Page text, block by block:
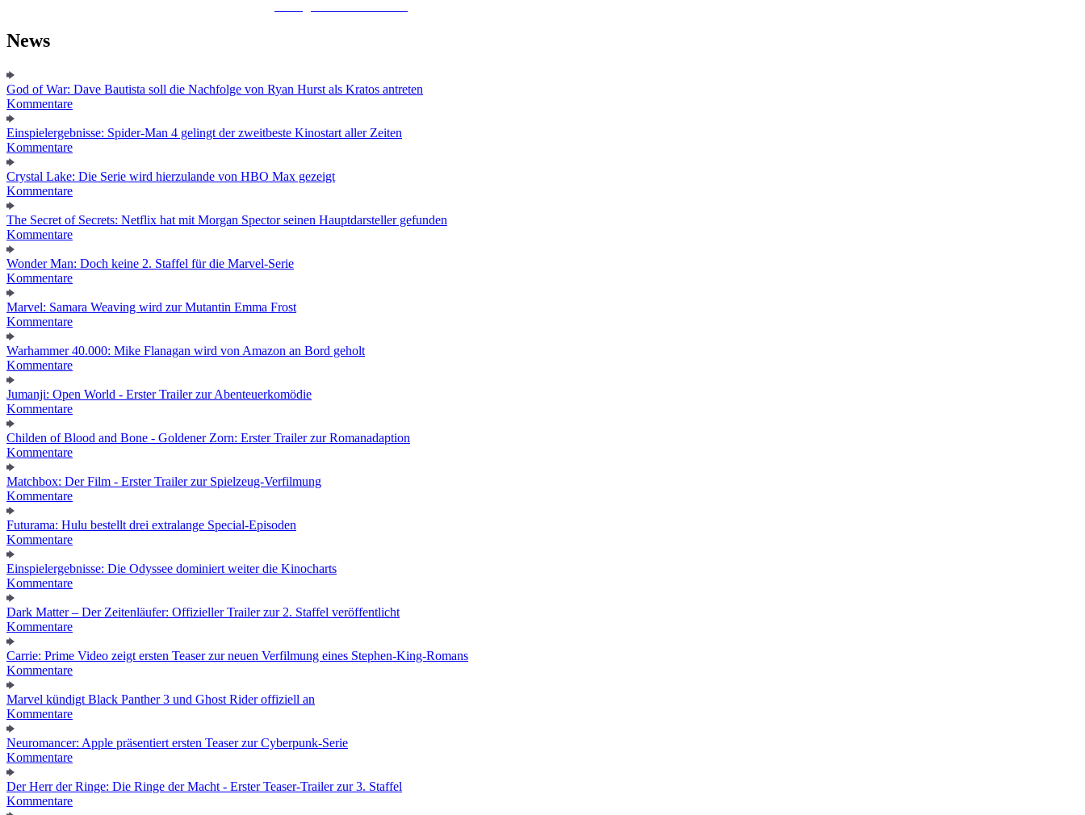
News
God of War: Dave Bautista soll die Nachfolge von Ryan Hurst als Kratos antreten
Kommentare
Einspielergebnisse: Spider-Man 4 gelingt der zweitbeste Kinostart aller Zeiten
Kommentare
Crystal Lake: Die Serie wird hierzulande von HBO Max gezeigt
Kommentare
The Secret of Secrets: Netflix hat mit Morgan Spector seinen Hauptdarsteller gefunden
Kommentare
Wonder Man: Doch keine 2. Staffel für die Marvel-Serie
Kommentare
Marvel: Samara Weaving wird zur Mutantin Emma Frost
Kommentare
Warhammer 40.000: Mike Flanagan wird von Amazon an Bord geholt
Kommentare
Jumanji: Open World - Erster Trailer zur Abenteuerkomödie
Kommentare
Childen of Blood and Bone - Goldener Zorn: Erster Trailer zur Romanadaption
Kommentare
Matchbox: Der Film - Erster Trailer zur Spielzeug-Verfilmung
Kommentare
Futurama: Hulu bestellt drei extralange Special-Episoden
Kommentare
Einspielergebnisse: Die Odyssee dominiert weiter die Kinocharts
Kommentare
Dark Matter – Der Zeitenläufer: Offizieller Trailer zur 2. Staffel veröffentlicht
Kommentare
Carrie: Prime Video zeigt ersten Teaser zur neuen Verfilmung eines Stephen-King-Romans
Kommentare
Marvel kündigt Black Panther 3 und Ghost Rider offiziell an
Kommentare
Neuromancer: Apple präsentiert ersten Teaser zur Cyberpunk-Serie
Kommentare
Der Herr der Ringe: Die Ringe der Macht - Erster Teaser-Trailer zur 3. Staffel
Kommentare